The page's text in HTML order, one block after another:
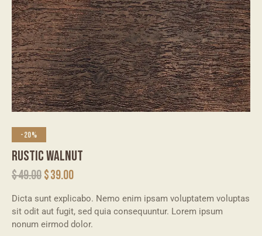
-20%
RUSTIC WALNUT
$49.00$39.00
Dicta sunt explicabo. Nemo enim ipsam voluptatem voluptas
sit odit aut fugit, sed quia consequuntur. Lorem ipsum
nonum eirmod dolor.